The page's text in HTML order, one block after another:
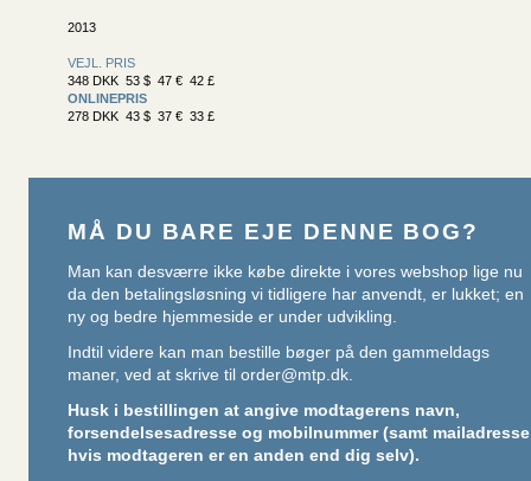
2013
VEJL. PRIS
348 DKK 53 $ 47 € 42 £
ONLINEPRIS
278 DKK 43 $ 37 € 33 £
MÅ DU BARE EJE DENNE BOG?
Man kan desværre ikke købe direkte i vores webshop lige nu
da den betalingsløsning vi tidligere har anvendt, er lukket; en
ny og bedre hjemmeside er under udvikling.
Indtil videre kan man bestille bøger på den gammeldags
maner, ved at skrive til order@mtp.dk.
Husk i bestillingen at angive modtagerens navn,
forsendelsesadresse og mobilnummer (samt mailadresse
hvis modtageren er en anden end dig selv).